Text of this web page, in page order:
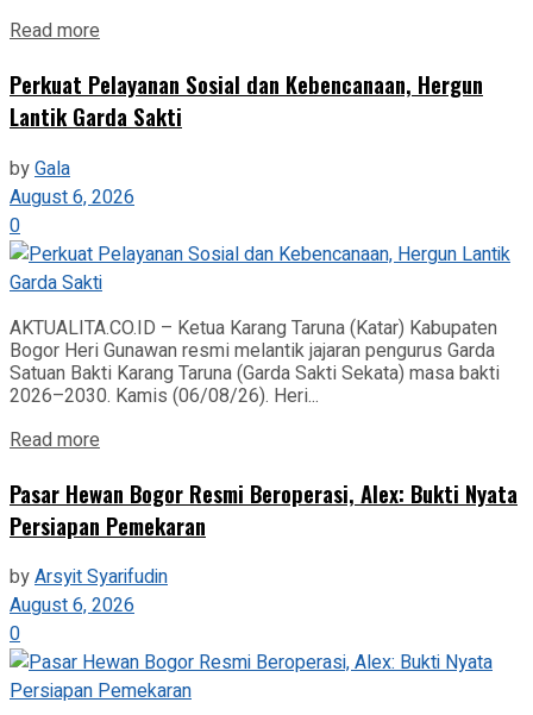
Read more
Perkuat Pelayanan Sosial dan Kebencanaan, Hergun
Lantik Garda Sakti
byGala
August 6, 2026
0
AKTUALITA.CO.ID – Ketua Karang Taruna (Katar) Kabupaten
Bogor Heri Gunawan resmi melantik jajaran pengurus Garda
Satuan Bakti Karang Taruna (Garda Sakti Sekata) masa bakti
2026–2030. Kamis (06/08/26). Heri...
Read more
Pasar Hewan Bogor Resmi Beroperasi, Alex: Bukti Nyata
Persiapan Pemekaran
byArsyit Syarifudin
August 6, 2026
0